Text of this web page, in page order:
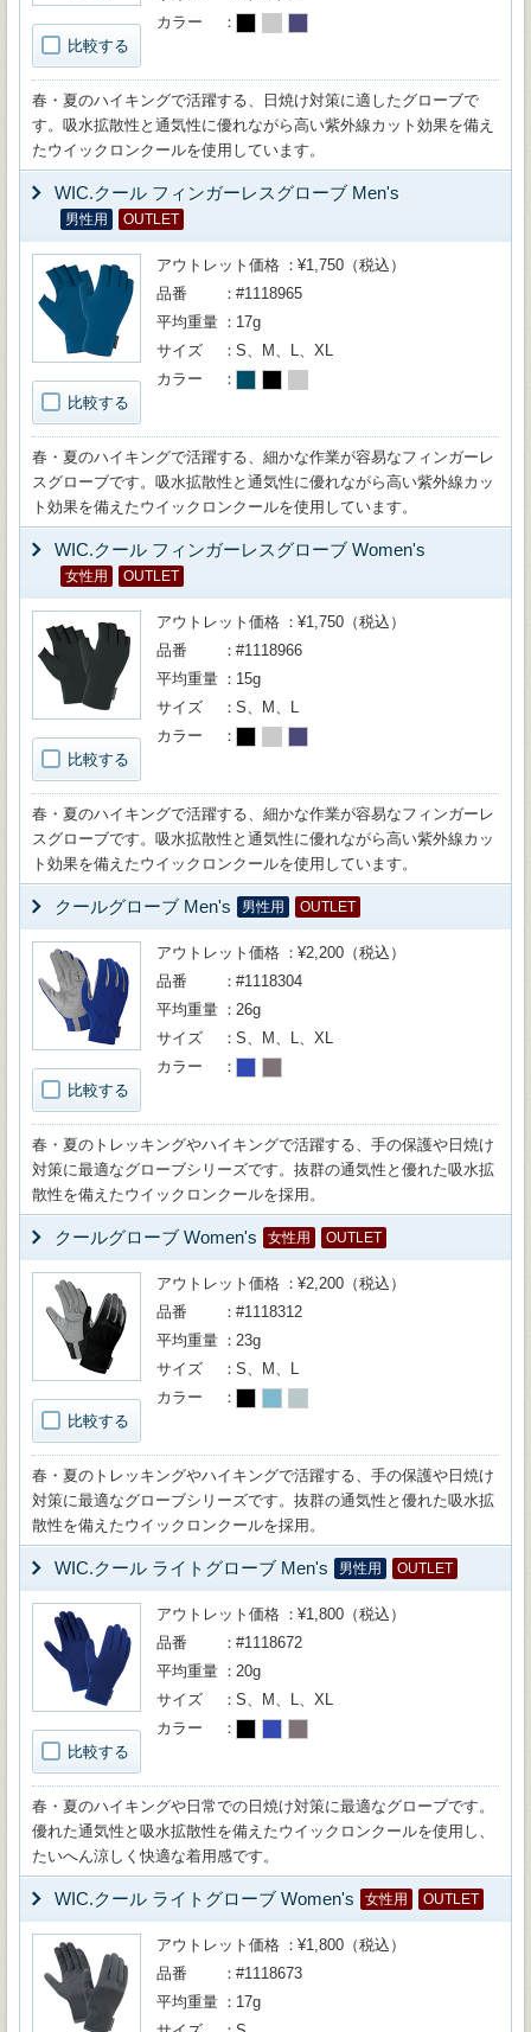
比較する
カラー
春・夏のハイキングで活躍する、日焼け対策に適したグローブで
す。吸水拡散性と通気性に優れながら高い紫外線カット効果を備え
たウイックロンクールを使用しています。
WIC.クール フィンガーレスグローブ Men's
男性用 OUTLET
比較する
アウトレット価格
¥1,750（税込）
品番
#1118965
平均重量
17g
サイズ
S、M、L、XL
カラー
春・夏のハイキングで活躍する、細かな作業が容易なフィンガーレ
スグローブです。吸水拡散性と通気性に優れながら高い紫外線カッ
ト効果を備えたウイックロンクールを使用しています。
WIC.クール フィンガーレスグローブ Women's
女性用 OUTLET
比較する
アウトレット価格
¥1,750（税込）
品番
#1118966
平均重量
15g
サイズ
S、M、L
カラー
春・夏のハイキングで活躍する、細かな作業が容易なフィンガーレ
スグローブです。吸水拡散性と通気性に優れながら高い紫外線カッ
ト効果を備えたウイックロンクールを使用しています。
クールグローブ Men's 男性用 OUTLET
比較する
アウトレット価格
¥2,200（税込）
品番
#1118304
平均重量
26g
サイズ
S、M、L、XL
カラー
春・夏のトレッキングやハイキングで活躍する、手の保護や日焼け
対策に最適なグローブシリーズです。抜群の通気性と優れた吸水拡
散性を備えたウイックロンクールを採用。
クールグローブ Women's 女性用 OUTLET
比較する
アウトレット価格
¥2,200（税込）
品番
#1118312
平均重量
23g
サイズ
S、M、L
カラー
春・夏のトレッキングやハイキングで活躍する、手の保護や日焼け
対策に最適なグローブシリーズです。抜群の通気性と優れた吸水拡
散性を備えたウイックロンクールを採用。
WIC.クール ライトグローブ Men's 男性用 OUTLET
比較する
アウトレット価格
¥1,800（税込）
品番
#1118672
平均重量
20g
サイズ
S、M、L、XL
カラー
春・夏のハイキングや日常での日焼け対策に最適なグローブです。
優れた通気性と吸水拡散性を備えたウイックロンクールを使用し、
たいへん涼しく快適な着用感です。
WIC.クール ライトグローブ Women's 女性用 OUTLET
アウトレット価格
¥1,800（税込）
品番
#1118673
平均重量
17g